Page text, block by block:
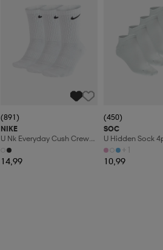
(891)
NIKE
U Nk Everyday Cush Crew
3pr
14,99
(450)
SOC
U Hidden Sock
+1
10,99